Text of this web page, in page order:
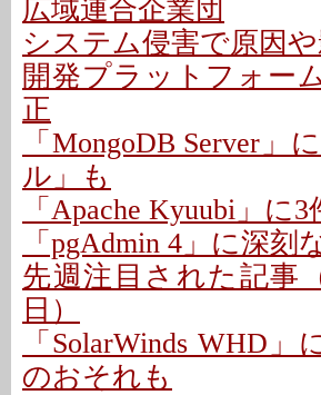
広域連合企業団
システム侵害で原因
開発プラットフォー
正
「MongoDB Server
ル」も
「Apache Kyuubi」に
「pgAdmin 4」に深
先週注目された記事
日）
「SolarWinds WHD
のおそれも